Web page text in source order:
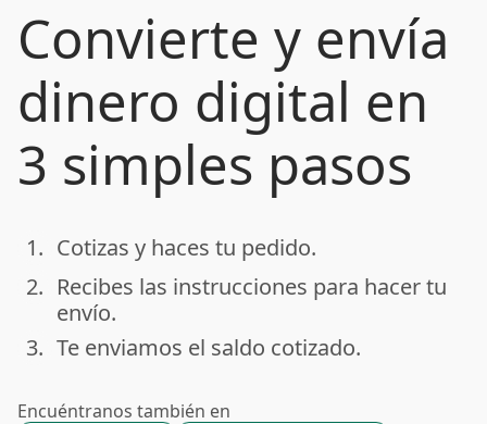
Convierte y envía
dinero digital en
3 simples pasos
done
1. Cotizas y haces tu pedido.
done
2. Recibes las instrucciones para hacer tu
envío.
done
3. Te enviamos el saldo cotizado.
Encuéntranos también en